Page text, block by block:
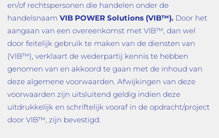
en/of rechtspersonen die handelen onder de
handelsnaam VIB POWER Solutions (VIB™). Door het
aangaan van een overeenkomst met VIB™, dan wel
door feitelijk gebruik te maken van de diensten van
(VIB™), verklaart de wederpartij kennis te hebben
genomen van en akkoord te gaan met de inhoud van
deze algemene voorwaarden. Afwijkingen van deze
voorwaarden zijn uitsluitend geldig indien deze
uitdrukkelijk en schriftelijk vooraf in de opdracht/project
door VIB™, zijn bevestigd.